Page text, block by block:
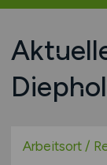
Arbeitsort /